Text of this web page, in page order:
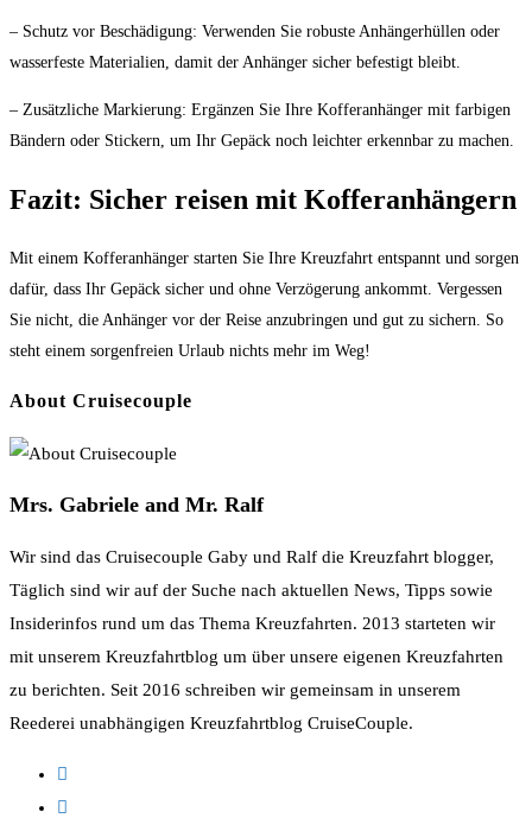
– Schutz vor Beschädigung: Verwenden Sie robuste Anhängerhüllen oder
wasserfeste Materialien, damit der Anhänger sicher befestigt bleibt.
– Zusätzliche Markierung: Ergänzen Sie Ihre Kofferanhänger mit farbigen
Bändern oder Stickern, um Ihr Gepäck noch leichter erkennbar zu machen.
Fazit: Sicher reisen mit Kofferanhängern
Mit einem Kofferanhänger starten Sie Ihre Kreuzfahrt entspannt und sorgen
dafür, dass Ihr Gepäck sicher und ohne Verzögerung ankommt. Vergessen
Sie nicht, die Anhänger vor der Reise anzubringen und gut zu sichern. So
steht einem sorgenfreien Urlaub nichts mehr im Weg!
About Cruisecouple
Mrs. Gabriele and Mr. Ralf
Wir sind das Cruisecouple Gaby und Ralf die Kreuzfahrt blogger,
Täglich sind wir auf der Suche nach aktuellen News, Tipps sowie
Insiderinfos rund um das Thema Kreuzfahrten. 2013 starteten wir
mit unserem Kreuzfahrtblog um über unsere eigenen Kreuzfahrten
zu berichten. Seit 2016 schreiben wir gemeinsam in unserem
Reederei unabhängigen Kreuzfahrtblog CruiseCouple.